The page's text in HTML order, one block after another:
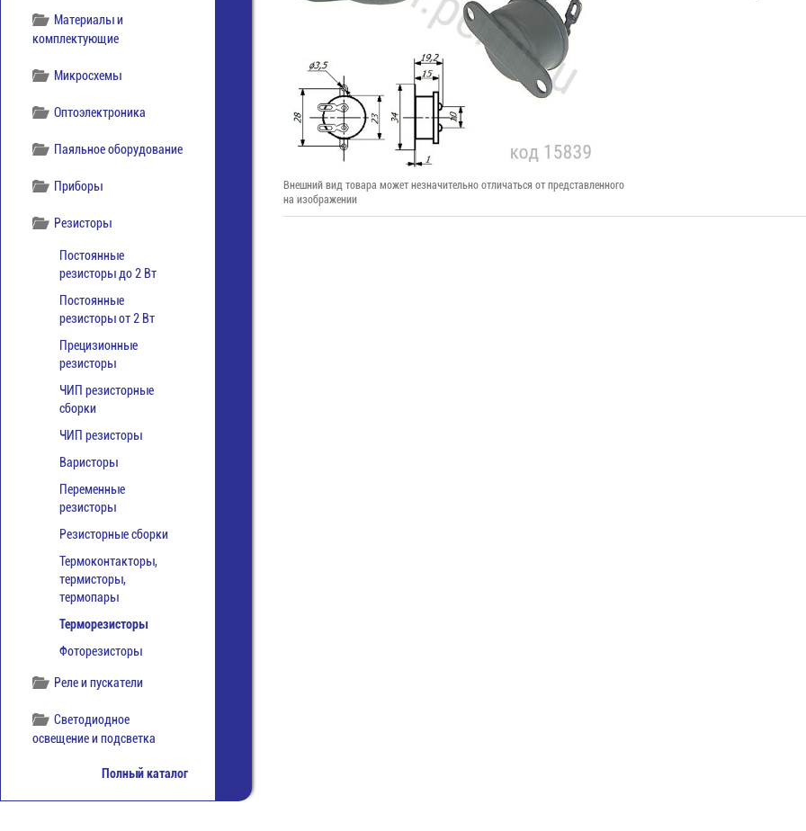
Материалы и
комплектующие
Микросхемы
Оптоэлектроника
Паяльное оборудование
Приборы
Резисторы
Постоянные
резисторы до 2 Вт
Постоянные
резисторы от 2 Вт
Прецизионные
резисторы
ЧИП резисторные
сборки
ЧИП резисторы
Варисторы
Переменные
резисторы
Резисторные сборки
Термоконтакторы,
термисторы,
термопары
Терморезисторы
Фоторезисторы
Реле и пускатели
Светодиодное
освещение и подсветка
СветодиодыПолный каталог
Внешний вид товара может незначительно отличаться от представленного
на изображении